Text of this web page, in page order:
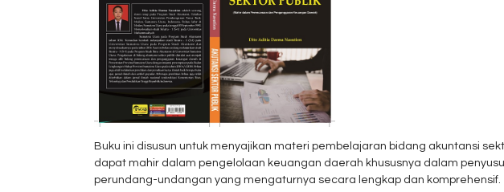
Buku ini disusun untuk menyajikan materi pembelajaran bidang akuntansi
dapat mahir dalam pengelolaan keuangan daerah khususnya dalam
perundang-undangan yang mengaturnya secara lengkap dan komprehensif.